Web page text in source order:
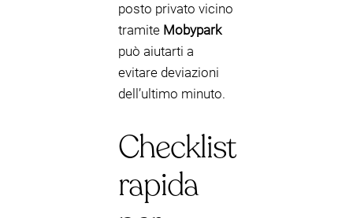
posto privato vicino
tramite Mobypark
può aiutarti a
evitare deviazioni
dell’ultimo minuto.
Checklist
rapida